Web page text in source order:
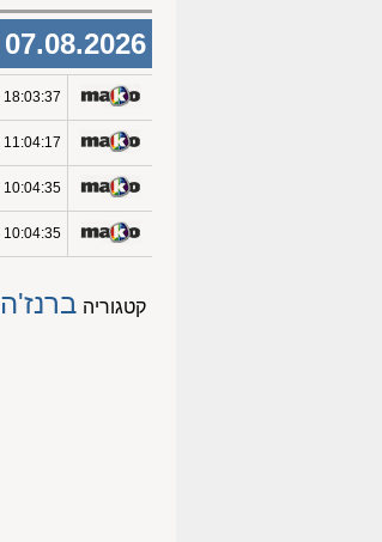
07.08.2026
18:03:37
11:04:17
10:04:35
10:04:35
קטגוריה ברנז'ה